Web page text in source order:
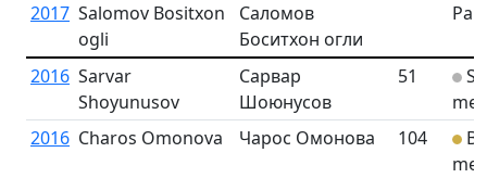
2017 Salomov Bositxon
ogli
Саломов
Боситхон огли
2016 Sarvar
Shoyunusov
Сарвар
Шоюнусов
51
2016 Charos Omonova Чарос Омонова 104